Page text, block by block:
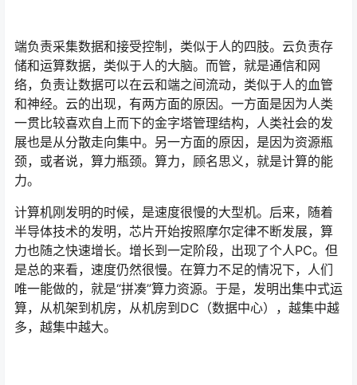
端负责采集数据和接受控制，类似于人的四肢。云负责存
储和运算数据，类似于人的大脑。而管，就是通信和网
络，负责让数据可以在云和端之间流动，类似于人的血管
和神经。云的出现，有两方面的原因。一方面是因为人类
一贯比较喜欢自上而下的金字塔管理结构，人类社会的发
展也是从分散走向集中。另一方面的原因，是因为资源瓶
颈，或者说，算力瓶颈。算力，顾名思义，就是计算的能
力。
计算机刚发明的时候，是速度很慢的大型机。后来，随着
半导体技术的发明，芯片开始按照摩尔定律不断发展，算
力也随之快速增长。增长到一定阶段，出现了个人PC。但
是总的来看，速度仍然很慢。在算力不足的情况下，人们
唯一能做的，就是“拼凑”算力资源。于是，发明出集中式运
算，从机架到机房，从机房到DC（数据中心），越集中越
多，越集中越大。